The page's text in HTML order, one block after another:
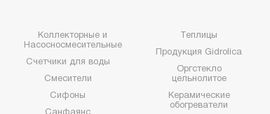
Коллекторные и
Насосносмесительные
Счетчики для воды
Смесители
Сифоны
Теплицы
Продукция Gidrolica
Оргстекло
цельнолитое
Керамические
обогреватели